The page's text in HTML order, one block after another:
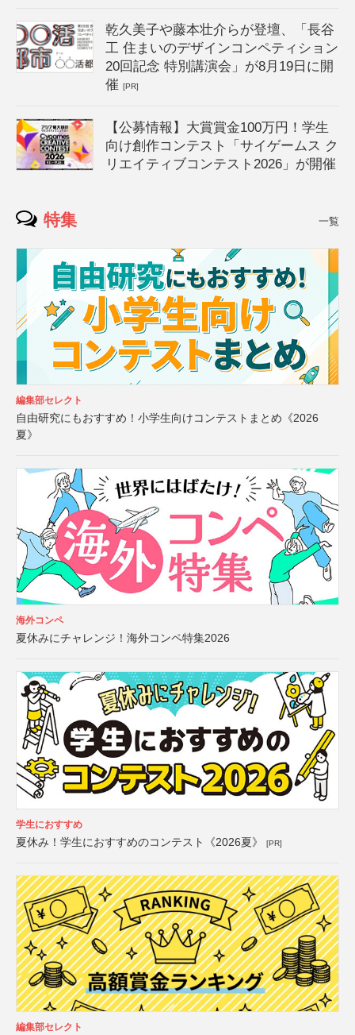
乾久美子や藤本壮介らが登壇、「長谷
工 住まいのデザインコンペティション
20回記念 特別講演会」が8月19日に開
催[PR]
【公募情報】大賞賞金100万円！学生
向け創作コンテスト「サイゲームス ク
リエイティブコンテスト2026」が開催
特集 一覧
編集部セレクト
自由研究にもおすすめ！小学生向けコンテストまとめ《2026
夏》
海外コンペ
夏休みにチャレンジ！海外コンペ特集2026
学生におすすめ
夏休み！学生におすすめのコンテスト《2026夏》 [PR]
編集部セレクト